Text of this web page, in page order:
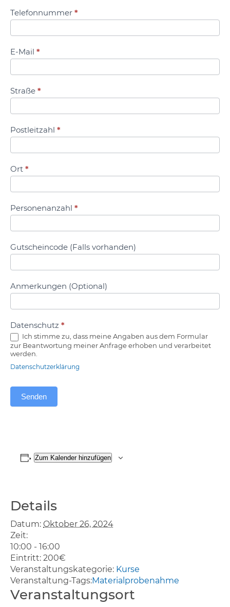
Telefonnummer *
E-Mail *
Straße *
Postleitzahl *
Ort *
Personenanzahl *
Gutscheincode (Falls vorhanden)
Anmerkungen (Optional)
Datenschutz *
Ich stimme zu, dass meine Angaben aus dem Formular
zur Beantwortung meiner Anfrage erhoben und verarbeitet
werden.
Datenschutzerklärung
Senden
Zum Kalender hinzufügen
Details
Datum: Oktober 26, 2024
Zeit:
10:00 - 16:00
Eintritt: 200€
Veranstaltungskategorie: Kurse
Veranstaltung-Tags:Materialprobenahme
Veranstaltungsort